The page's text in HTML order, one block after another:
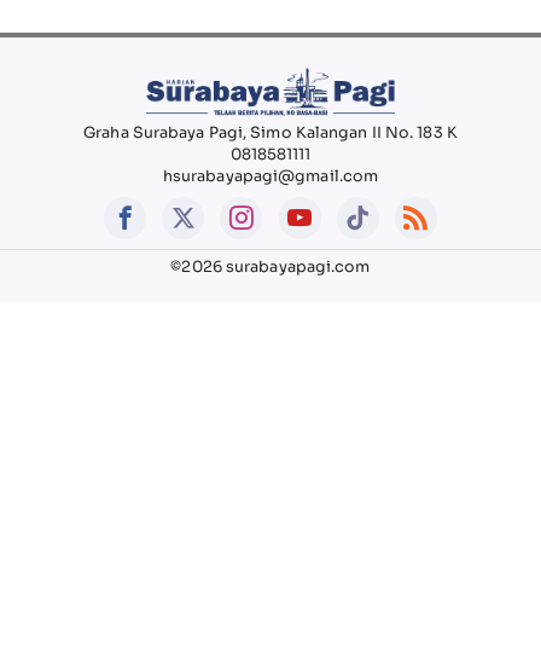
Graha Surabaya Pagi, Simo Kalangan II No. 183 K
0818581111
hsurabayapagi@gmail.com
©2026 surabayapagi.com